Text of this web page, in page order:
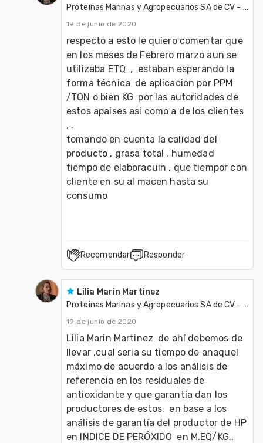
Proteinas Marinas y Agropecuarios SA de CV - Protmagro
19 de junio de 2020
respecto a esto le quiero comentar que
en los meses de Febrero marzo aun se
utilizaba ETQ  ,  estaban esperando la
forma técnica  de aplicacion por PPM
/TON o bien KG  por las autoridades de
estos apaises asi como a de los clientes
, .
tomando en cuenta la calidad del
producto , grasa total , humedad
tiempo de elaboracuin , que tiempor con
cliente en su al macen hasta su
consumo
Recomendar Responder
Lilia Marin Martinez
Proteinas Marinas y Agropecuarios SA de CV - Protmagro
19 de junio de 2020
Lilia Marin Martinez  de ahí debemos de
llevar ,cual seria su tiempo de anaquel
máximo de acuerdo a los análisis de
referencia en los residuales de
antioxidante y que garantía dan los
productores de estos,  en base a los
análisis de garantía del productor de HP
en INDICE DE PERÓXIDO  en M.EQ/KG..